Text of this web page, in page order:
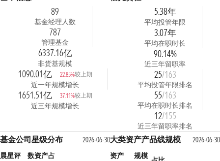
89
基金经理人数
787
管理基金
6337.16亿
非货基规模
1090.01亿 22.85%较上期
近一年规模增长
1651.51亿 37.11%较上期
近三年规模增长
5.38年
平均投管年限
3.07年
平均在职时长
90.14%
近三年留职率
25/163
平均投管年限排名
55/163
平均在职时长排名
12/155
近三年留职率排名
基金公司星级分布
2026-06-30
晨星评
数资产占
大类资产产品线规模
2026-06-30
资产
规模